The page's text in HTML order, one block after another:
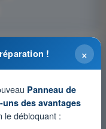
×
!
Panneau de
des avantages
débloquant :